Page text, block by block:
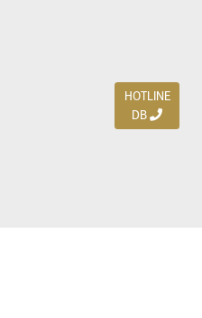
HOTLINE
DB